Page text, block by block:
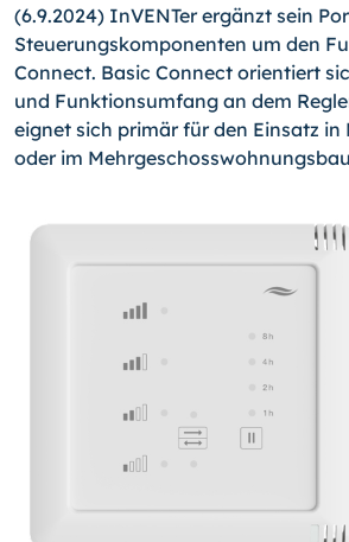
(6.9.2024) InVENTer ergänzt sein
Steuerungskomponenten um den
Connect. Basic Connect orientiert
und Funktionsumfang an dem
eignet sich primär für den Einsatz in
oder im